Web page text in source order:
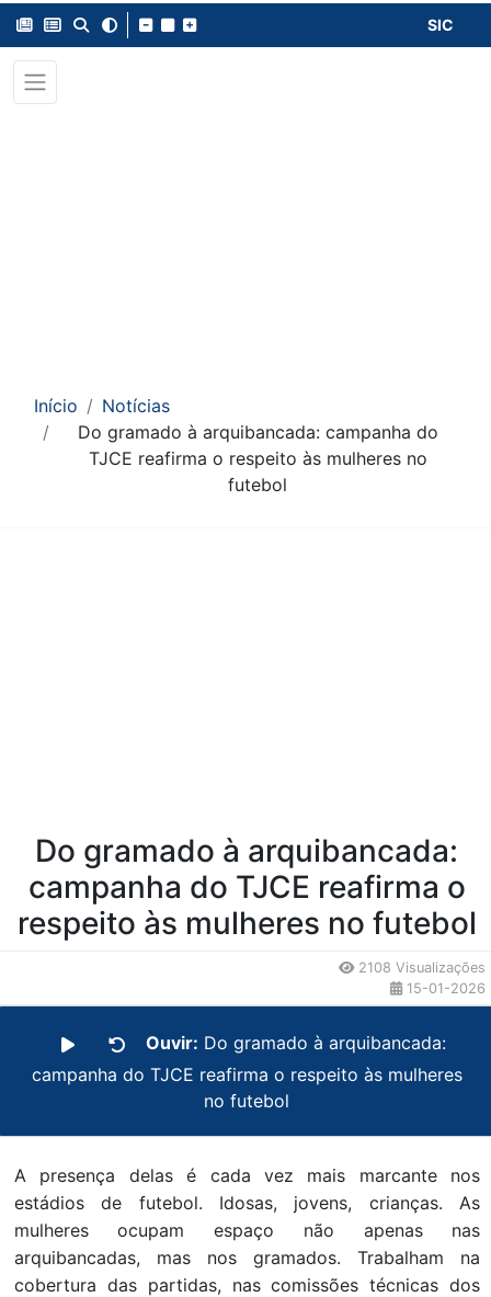
SIC
Início
Notícias
Do gramado à arquibancada: campanha do
TJCE reafirma o respeito às mulheres no
futebol
Do gramado à arquibancada:
campanha do TJCE reafirma o
respeito às mulheres no futebol
2108 Visualizações
15-01-2026
Ouvir: Do gramado à arquibancada:
campanha do TJCE reafirma o respeito às mulheres
no futebol
A presença delas é cada vez mais marcante nos
estádios de futebol. Idosas, jovens, crianças. As
mulheres ocupam espaço não apenas nas
arquibancadas, mas nos gramados. Trabalham na
cobertura das partidas, nas comissões técnicas dos